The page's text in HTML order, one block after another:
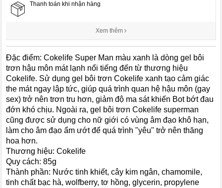
Thanh toán khi nhận hàng
Xem thêm
Đặc điểm: Cokelife Super Man màu xanh là dòng gel bôi
trơn hậu môn mát lạnh nổi tiếng đến từ thương hiệu
Cokelife. Sử dụng gel bôi trơn Cokelife xanh tạo cảm giác
the mát ngay lập tức, giúp quá trình quan hệ hậu môn (gay
sex) trở nên trơn tru hơn, giảm độ ma sát khiến Bot bớt đau
đớn khó chịu. Ngoài ra, gel bôi trơn Cokelife superman
cũng được sử dụng cho nữ giới có vùng âm đạo khô hạn,
làm cho âm đạo ẩm ướt để quá trình "yêu" trở nên thăng
hoa hơn.
Thương hiệu: Cokelife
Quy cách: 85g
Thành phần: Nước tinh khiết, cây kim ngân, chamomile,
tinh chất bạc hà, wolfberry, tơ hồng, glycerin, propylene